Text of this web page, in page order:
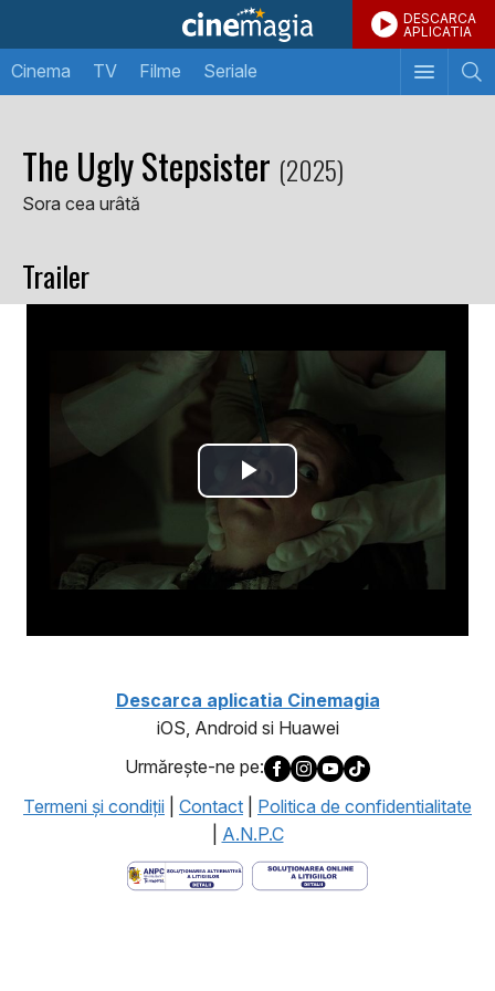
DESCARCA
APLICATIA
Cinema TV Filme Seriale
The Ugly Stepsister (2025)
Sora cea urâtă
Trailer
Descarca aplicatia Cinemagia
iOS, Android si Huawei
Urmăreşte-ne pe:
Termeni şi condiţii
Contact
Politica de confidentialitate
A.N.P.C